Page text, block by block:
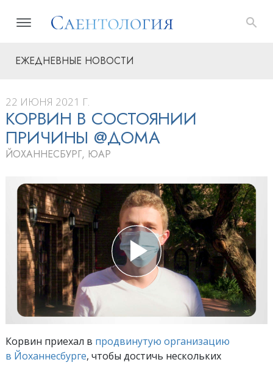
ЕЖЕДНЕВНЫЕ НОВОСТИ
22 ИЮНЯ 2021 Г.
КОРВИН В СОСТОЯНИИ
ПРИЧИНЫ @ДОМА
ЙОХАННЕСБУРГ, ЮАР
Корвин приехал в продвинутую организацию
в Йоханнесбурге, чтобы достичь нескольких